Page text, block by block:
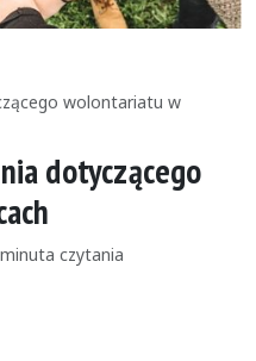
wolontariatu w
dotyczącego
czytania:czytania
link